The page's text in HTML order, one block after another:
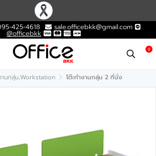
425-4618 sale.officebkk@gmail.com
@officebkk
0
านกลุ่ม,Workstation โต๊ะทำงานกลุ่ม 2 ที่นั่ง